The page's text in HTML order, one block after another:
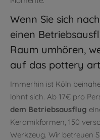
Wenn Sie sich
einen
Raum umhören,
auf das pottery
Immerhin ist Köln
lohnt sich. Ab 17€ pro
dem Betriebsausflug
Keramikformen, 150
Werkzeug. Wir betreuen